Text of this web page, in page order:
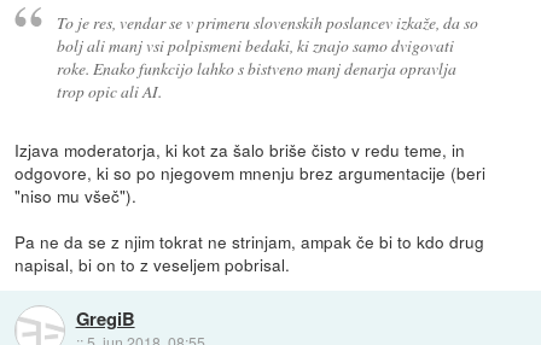
To je res, vendar se v primeru slovenskih poslancev izkaže, da so
bolj ali manj vsi polpismeni bedaki, ki znajo samo dvigovati
roke. Enako funkcijo lahko s bistveno manj denarja opravlja
trop opic ali AI.
Izjava moderatorja, ki kot za šalo briše čisto v redu teme, in
odgovore, ki so po njegovem mnenju brez argumentacije (beri
"niso mu všeč").
Pa ne da se z njim tokrat ne strinjam, ampak če bi to kdo drug
napisal, bi on to z veseljem pobrisal.
GregiB